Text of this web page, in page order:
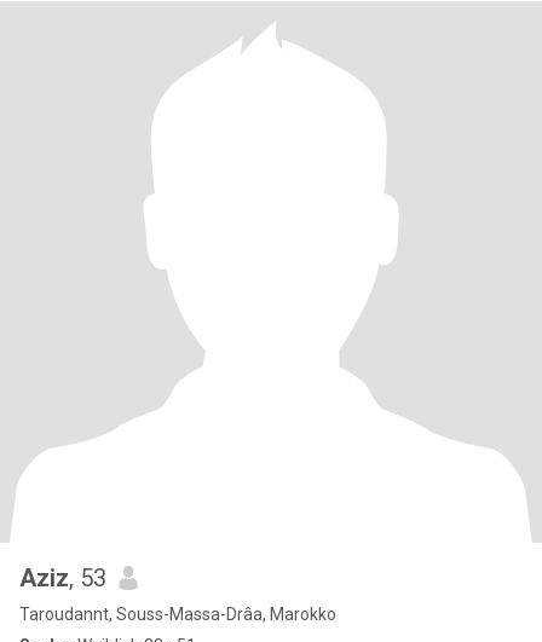
Aziz, 53
Taroudannt, Souss-Massa-Drâa, Marokko